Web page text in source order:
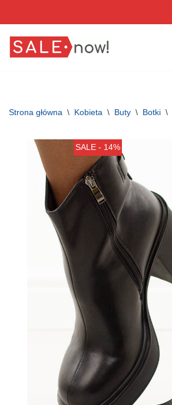
do
Strona główna \ Kobieta \ Buty \ Botki \
SALE - 14%